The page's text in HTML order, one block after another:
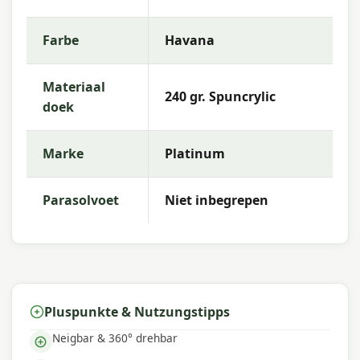
die T¹ rückwärtige Kippfunktion und den 360°
drehbaren Fuß. Stoffqualität| Der luxuriöse Multi-Tone
240 Gramm Spuncrylic Premium-Stoff in der Farbe
Havana bleibt lange schön, ist farbecht und bietet
geliefert. Wir empfehlen, diesen Schirm auf einem
120kg Schirmfuß von Platinum Sun & Shade zu
platzieren. Diese sind mit Rollen ausgestattet, sodass
vollständig im Boden versenkt. Dadurch haben Sie
mehr Platz auf Ihrer Terrasse. Der Einzugrabsockel ist
Farbe Havana
Materiaal
doek
240 gr. Spuncrylic
Marke Platinum
Parasolvoet Niet inbegrepen
Pluspunkte & Nutzungstipps
Neigbar & 360° drehbar